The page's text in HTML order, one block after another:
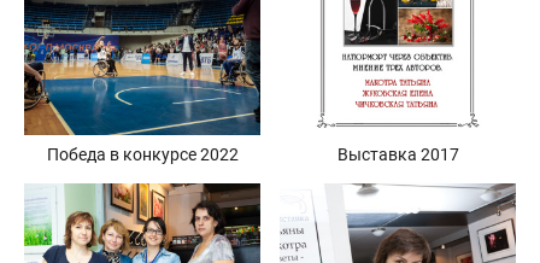
Победа в конкурсе 2022 Выставка 2017